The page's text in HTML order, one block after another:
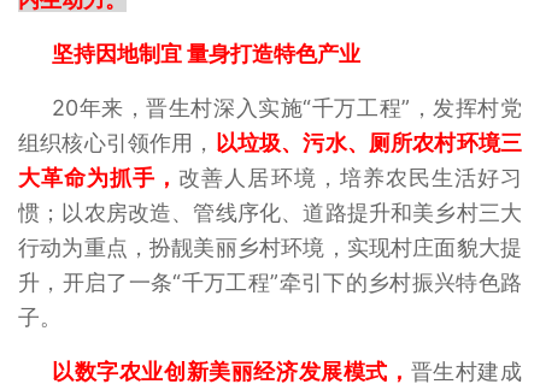
坚持因地制宜 量身打造特色产业
20年来，晋生村深入实施“千万工程”，发挥村党
组织核心引领作用， 以垃圾、污水、厕所农村环境三
大革命为抓手， 改善人居环境，培养农民生活好习
惯；以农房改造、管线序化、道路提升和美乡村三大
行动为重点，扮靓美丽乡村环境，实现村庄面貌大提
升，开启了一条“千万工程”牵引下的乡村振兴特色路
子。
以数字农业创新美丽经济发展模式， 晋生村建成